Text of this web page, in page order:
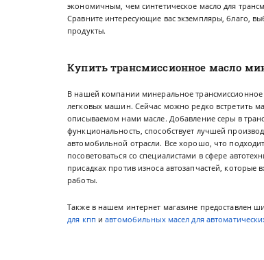
экономичным, чем синтетическое масло для
Сравните интересующие вас экземпляры, благо,
продукты.
Купить трансмиссионное масло
В нашей компании минеральное
легковых машин. Сейчас можно редко встретить
описываемом нами масле. Добавление серы в
функциональность, способствует лучшей
автомобильной отрасли. Все хорошо, что
посоветоваться со специалистами в сфере
присадках против износа автозапчастей,
работы.
Также в нашем интернет магазине предоставлен
для кпп иавтомобильных масел для